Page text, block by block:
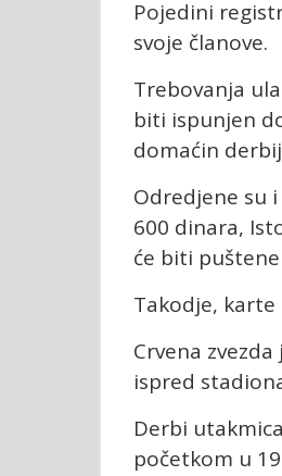
Pojedini
svoje članove.
Trebovanja
biti ispunjen
domaćin
Odredjene su
600 dinara,
će biti
Takodje,
Crvena
ispred
Derbi
početkom u